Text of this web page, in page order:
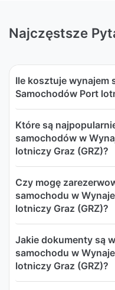
Najczęstsze
Ile kosztuje wynajem
Samochodów Port
Które są
samochodów w
lotniczy Graz (GRZ)?
Czy mogę
samochodu w
lotniczy Graz (GRZ)?
Jakie dokumenty są
samochodu w
lotniczy Graz (GRZ)?